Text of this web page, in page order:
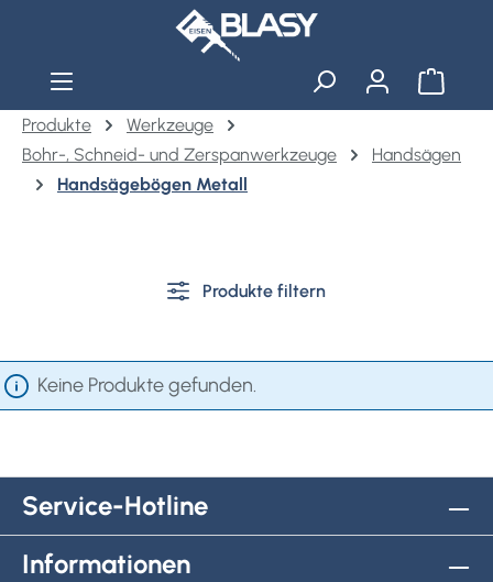
Zum Hauptinhalt springen
Produkte
Werkzeuge
Bohr-, Schneid- und Zerspanwerkzeuge
Handsägen
Handsägebögen Metall
Produkte filtern
Keine Produkte gefunden.
Service-Hotline
Informationen